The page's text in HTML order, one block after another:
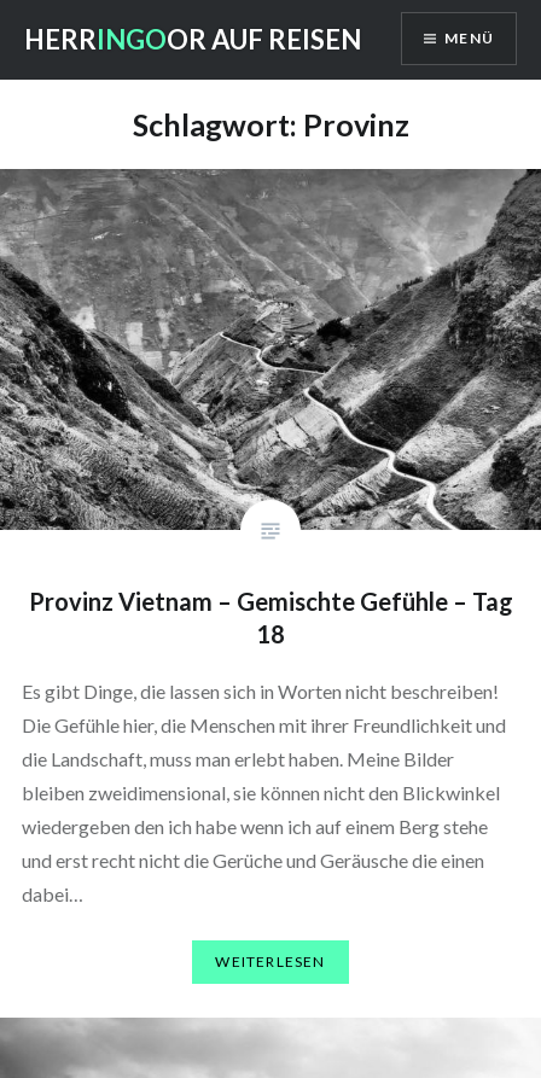
zum
Inhalt
HERRINGOOR AUF REISEN MENÜ
Schlagwort: Provinz
Provinz Vietnam – Gemischte Gefühle – Tag
18
Es gibt Dinge, die lassen sich in Worten nicht beschreiben!
Die Gefühle hier, die Menschen mit ihrer Freundlichkeit und
die Landschaft, muss man erlebt haben. Meine Bilder
bleiben zweidimensional, sie können nicht den Blickwinkel
wiedergeben den ich habe wenn ich auf einem Berg stehe
und erst recht nicht die Gerüche und Geräusche die einen
dabei…
WEITERLESEN